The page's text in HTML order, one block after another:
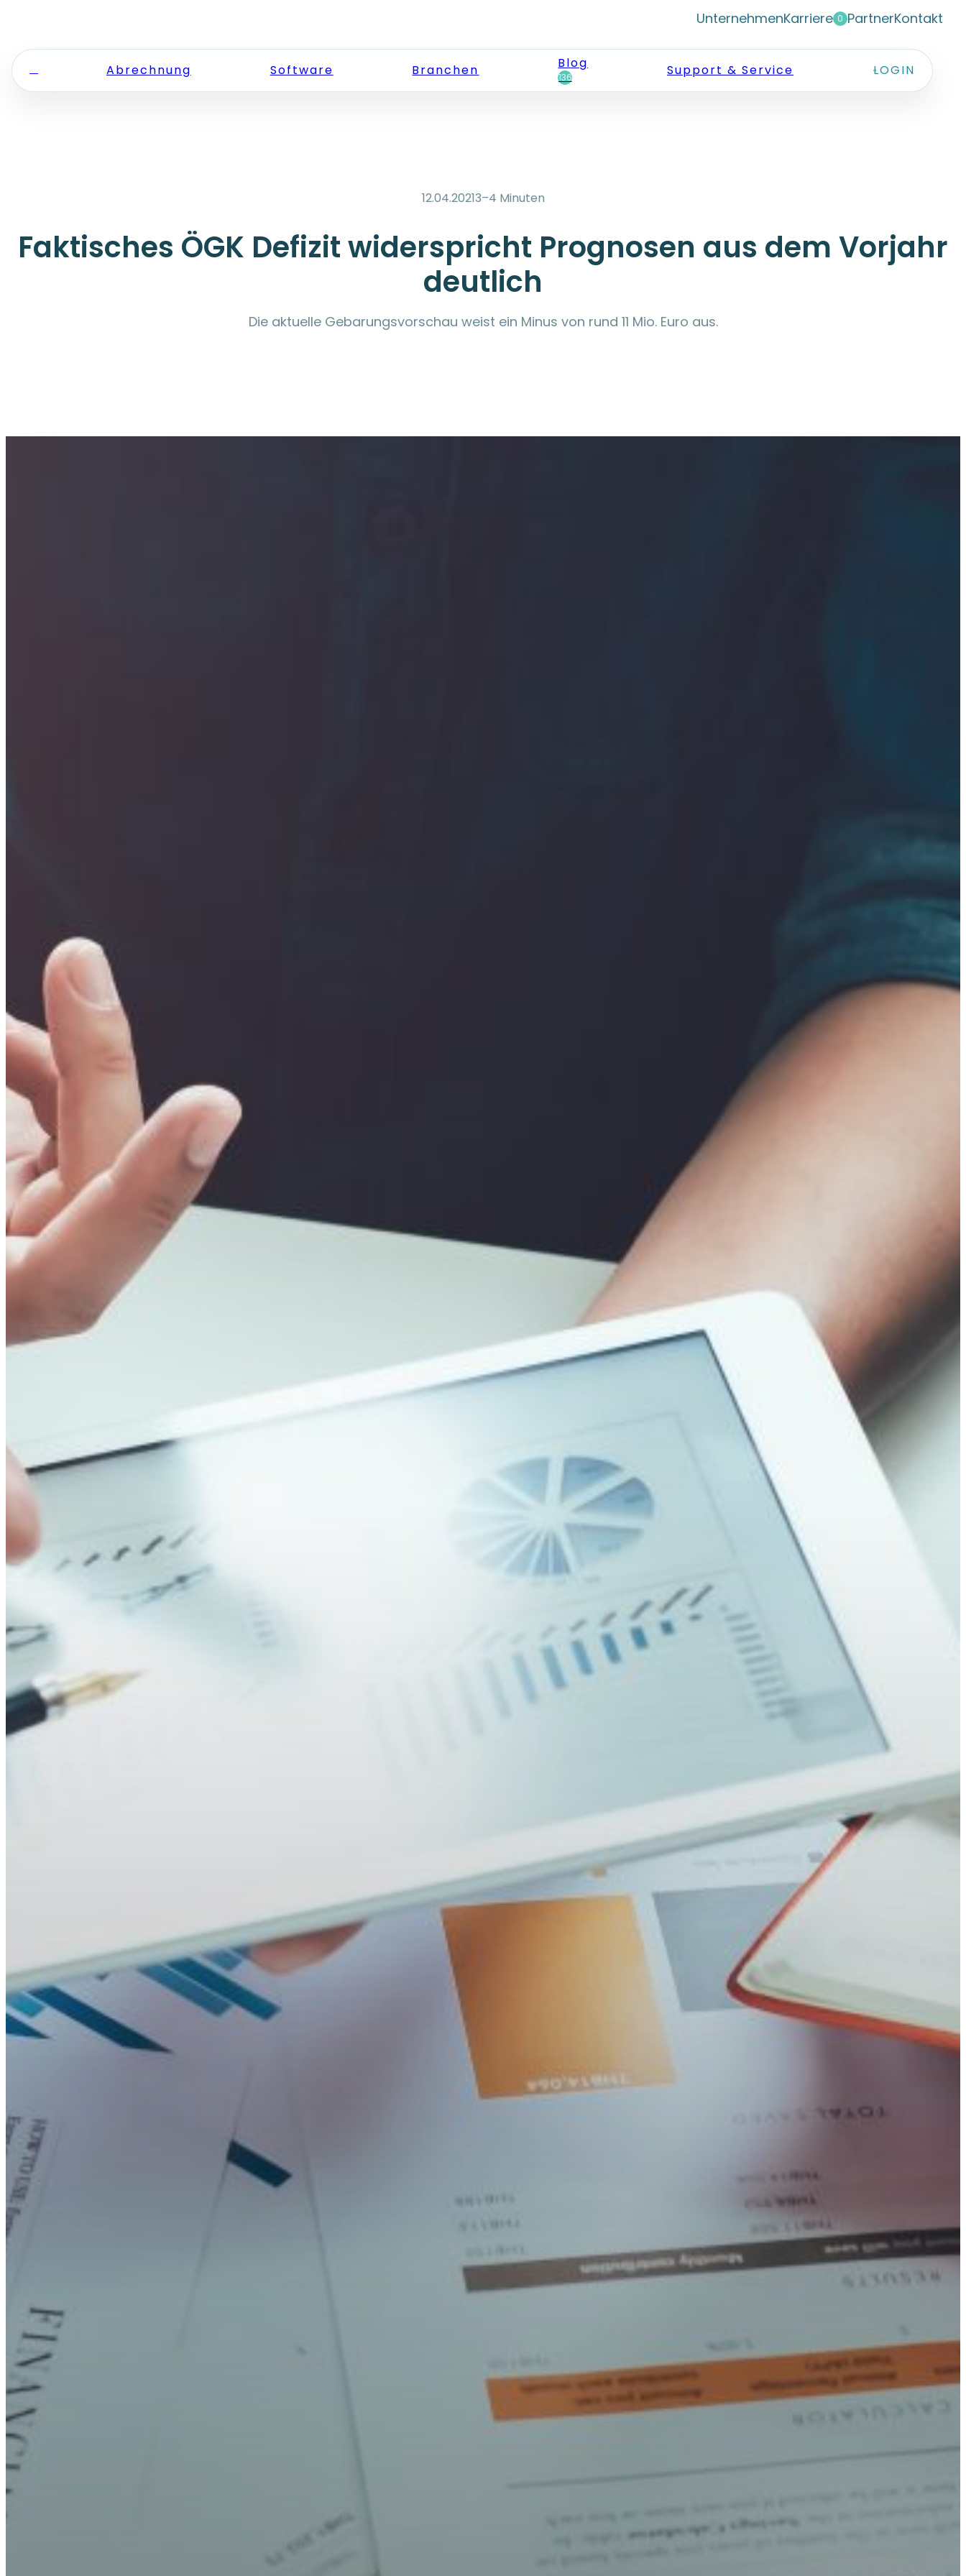
UnternehmenKarriere 0 PartnerKontakt
Abrechnung Software Branchen Blog
136 Support & Service LOGIN
12.04.20213–4 Minuten
Faktisches ÖGK Defizit widerspricht Prognosen aus dem Vorjahr
deutlich
Die aktuelle Gebarungsvorschau weist ein Minus von rund 11 Mio. Euro aus.